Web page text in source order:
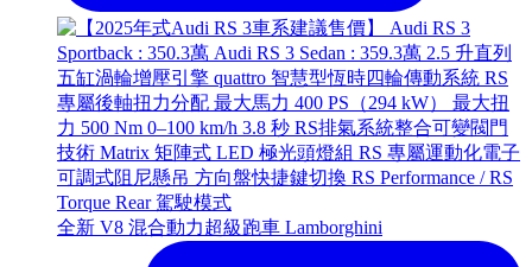
全新 V8 混合動力超級跑車 Lamborghini